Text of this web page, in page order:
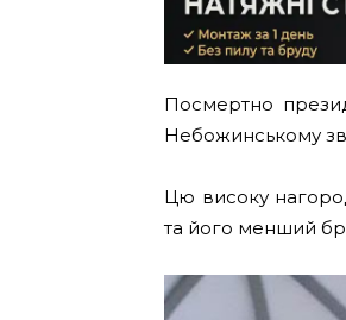
Посмертно
Небожинському
Цю високу
та його менший